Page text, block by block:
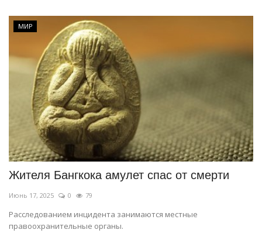
Курултай
Язык
Қазақша Русский
МИР
Жителя Бангкока амулет спас от смерти
Июнь 17, 2025 0 79
Расследованием инцидента занимаются местные
правоохранительные органы.